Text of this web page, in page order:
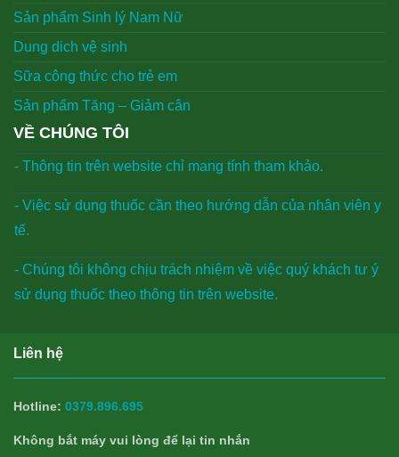
Sản phẩm Sinh lý Nam Nữ
Dung dich vệ sinh
Sữa công thức cho trẻ em
Sản phẩm Tăng – Giảm cân
VỀ CHÚNG TÔI
- Thông tin trên website chỉ mang tính tham khảo.
- Việc sử dụng thuốc cần theo hướng dẫn của nhân viên y
tế.
- Chúng tôi không chịu trách nhiệm về việc quý khách tư ý
sử dụng thuốc theo thông tin trên website.
Liên hệ
Hotline: 0379.896.695
Không bắt máy vui lòng để lại tin nhắn